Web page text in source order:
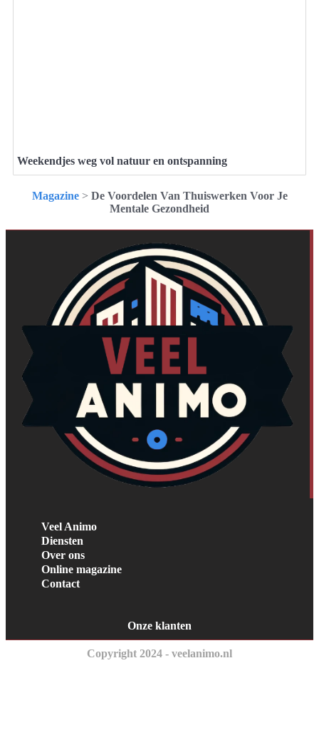
Weekendjes weg vol natuur en ontspanning
Magazine> De Voordelen Van Thuiswerken Voor Je
Mentale Gezondheid
Veel Animo
Diensten
Over ons
Online magazine
Contact
Onze klanten
Copyright 2024 - veelanimo.nl